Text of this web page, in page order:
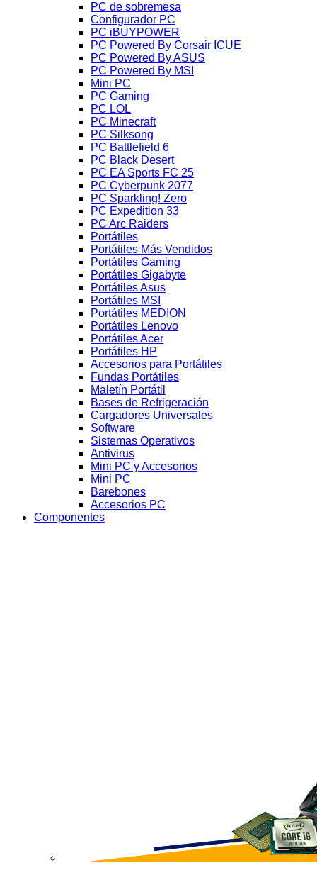
PC de sobremesa
Configurador PC
PC iBUYPOWER
PC Powered By Corsair ICUE
PC Powered By ASUS
PC Powered By MSI
Mini PC
PC Gaming
PC LOL
PC Minecraft
PC Silksong
PC Battlefield 6
PC Black Desert
PC EA Sports FC 25
PC Cyberpunk 2077
PC Sparkling! Zero
PC Expedition 33
PC Arc Raiders
Portátiles
Portátiles Más Vendidos
Portátiles Gaming
Portátiles Gigabyte
Portátiles Asus
Portátiles MSI
Portátiles MEDION
Portátiles Lenovo
Portátiles Acer
Portátiles HP
Accesorios para Portátiles
Fundas Portátiles
Maletín Portátil
Bases de Refrigeración
Cargadores Universales
Software
Sistemas Operativos
Antivirus
Mini PC y Accesorios
Mini PC
Barebones
Accesorios PC
Componentes